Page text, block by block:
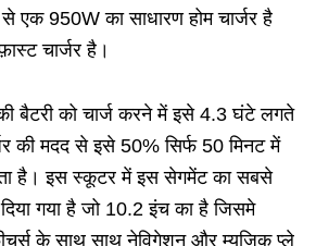
एक 950W का साधारण होम चार्जर है
चार्जर है।
बैटरी को चार्ज करने में इसे 4.3 घंटे लगते
की मदद से इसे 50% सिर्फ 50 मिनट में
है। इस स्कूटर में इस सेगमेंट का सबसे
गया है जो 10.2 इंच का है जिसमे
के साथ साथ नेविगेशन और म्यूजिक प्ले